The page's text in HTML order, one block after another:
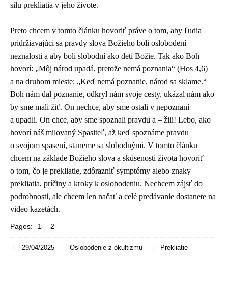
silu prekliatia v jeho živote.
Preto chcem v tomto článku hovoriť práve o tom, aby ľudia
pridržiavajúci sa pravdy slova Božieho boli oslobodení
neznalosti a aby boli slobodní ako deti Božie. Tak ako Boh
hovorí: „Môj národ upadá, pretože nemá poznania“ (Hos 4,6)
a na druhom mieste: „Keď nemá poznanie, národ sa sklame.“
Boh nám dal poznanie, odkryl nám svoje cesty, ukázal nám ako
by sme mali žiť. On nechce, aby sme ostali v nepoznaní
a upadli. On chce, aby sme spoznali pravdu a – žili! Lebo, ako
hovorí náš milovaný Spasiteľ, až keď spoznáme pravdu
o svojom spasení, staneme sa slobodnými. V tomto článku
chcem na základe Božieho slova a skúsenosti života hovoriť
o tom, čo je prekliatie, zdôrazniť symptómy alebo znaky
prekliatia, príčiny a kroky k oslobodeniu. Nechcem zájsť do
podrobnosti, ale chcem len načať a celé predávanie dostanete na
video kazetách.
Pages: 1 2
29/04/2025 Oslobodenie z okultizmu Prekliatie